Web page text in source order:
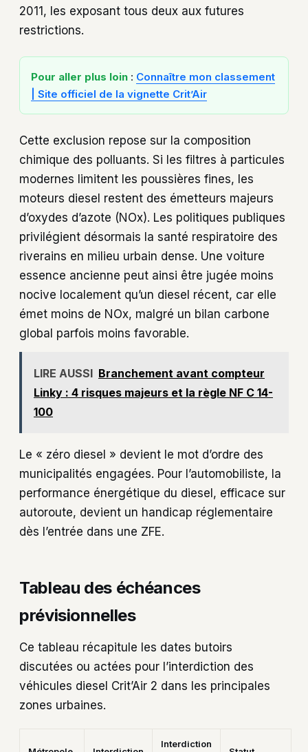
2011, les exposant tous deux aux futures
restrictions.
Pour aller plus loin : Connaître mon classement
| Site officiel de la vignette Crit’Air
Cette exclusion repose sur la composition
chimique des polluants. Si les filtres à particules
modernes limitent les poussières fines, les
moteurs diesel restent des émetteurs majeurs
d’oxydes d’azote (NOx). Les politiques publiques
privilégient désormais la santé respiratoire des
riverains en milieu urbain dense. Une voiture
essence ancienne peut ainsi être jugée moins
nocive localement qu’un diesel récent, car elle
émet moins de NOx, malgré un bilan carbone
global parfois moins favorable.
LIRE AUSSI Branchement avant compteur
Linky : 4 risques majeurs et la règle NF C 14-
100
Le « zéro diesel » devient le mot d’ordre des
municipalités engagées. Pour l’automobiliste, la
performance énergétique du diesel, efficace sur
autoroute, devient un handicap réglementaire
dès l’entrée dans une ZFE.
Tableau des échéances
prévisionnelles
Ce tableau récapitule les dates butoirs
discutées ou actées pour l’interdiction des
véhicules diesel Crit’Air 2 dans les principales
zones urbaines.
Interdiction